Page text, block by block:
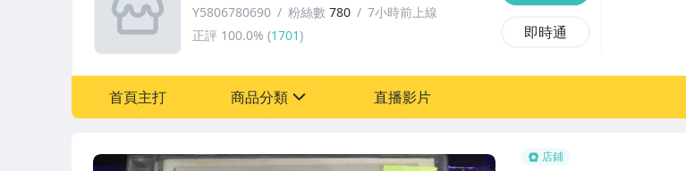
店鋪
Y5806780690 粉絲數 780
7小時前上線
正評 100.0% (1701) 即時通
首頁主打 商品分類 直播影片